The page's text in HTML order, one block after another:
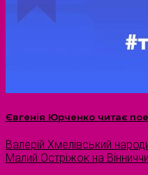
Євгенія Юрченко читає
Валерій Хмелівський
Малий Остріжок на